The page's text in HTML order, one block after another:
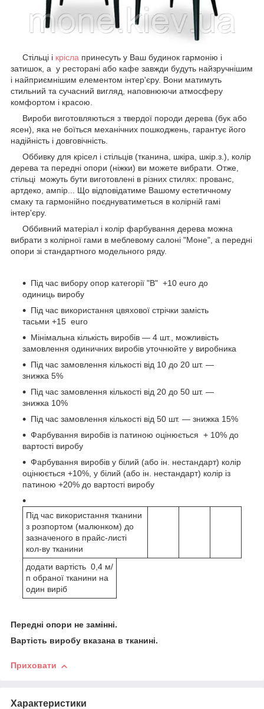
Стільці і крісла принесуть у Ваш будинок гармонію і
затишок, а у ресторані або кафе завжди будуть найзручнішим
і найприємнішим елементом інтер'єру. Вони матимуть
стильний та сучасний вигляд, наповнюючи атмосферу
комфортом і красою.
Вироби виготовляються з твердої породи дерева (бук або
ясен), яка не боїться механічних пошкоджень, гарантує його
надійність і довговічність.
Оббивку для крісел і стільців (тканина, шкіра, шкір.з.), колір
дерева та передні опори (ніжки) ви можете вибрати. Отже,
стільці можуть бути виготовлені в різних стилях: прованс,
артдеко, ампір... Що відповідатиме Вашому естетичному
смаку та гармонійно поєднуватиметься в колірній гамі
інтер'єру.
Оббивний матеріал і колір фарбування дерева можна
вибрати з колірної гами в меблевому салоні "Моне", а передні
опори зі стандартного модельного ряду.
Під час вибору опор категорії "В" +10 еuro до
одиниць виробу
Під час використання цвяхової стрічки замість
тасьми +15 еuro
Мінімальна кількість виробів — 4 шт., можливість
замовлення одиничних виробів уточнюйте у виробника
Під час замовлення кількості від 10 до 20 шт. —
знижка 5%
Під час замовлення кількості від 20 до 50 шт. —
знижка 10%
Під час замовлення кількості від 50 шт. — знижка 15%
Фарбування виробів із патиною оцінюється + 10% до
вартості виробу
Фарбування виробів у білий (або ін. нестандарт) колір
оцінюється +10%, у білий (або ін. нестандарт) колір із
патиною +20% до вартості виробу
Під час використання тканини
з розпортом (малюнком) до
зазначеного в прайс-листі
кол-ву тканини
додати вартість 0,4 м/
п обраної тканини на
один виріб
Передні опори не замінні.
Вартість виробу вказана в тканині.
Приховати
Характеристики